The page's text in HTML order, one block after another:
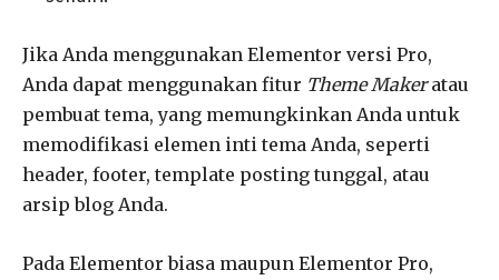
Jika Anda menggunakan Elementor versi Pro,
Anda dapat menggunakan fitur Theme Makeratau
pembuat tema, yang memungkinkan Anda untuk
memodifikasi elemen inti tema Anda, seperti
header, footer, template posting tunggal, atau
arsip blog Anda.
Pada Elementor biasa maupun Elementor Pro,